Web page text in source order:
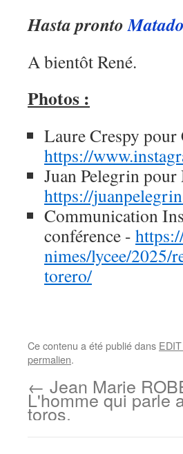
Hasta pronto
A bientôt René.
Photos :
Laure Crespy pour
https://
Juan Pelegrin
https://
Communication
conférence -
nimes/lycee/2025/
torero/
Ce contenu a été publié dans
permalien.
← Jean Marie
L'homme qui parle
toros.